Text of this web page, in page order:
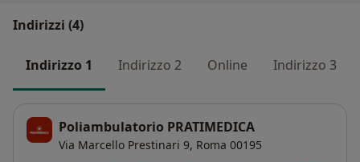
Indirizzi (4)
Indirizzo 1 Indirizzo 2 Online Indirizzo 3
Poliambulatorio PRATIMEDICA
Via Marcello Prestinari 9, Roma 00195